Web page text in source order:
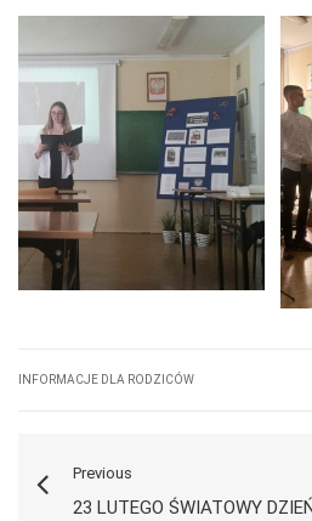
INFORMACJE DLA RODZICÓW
Previous
23 LUTEGO ŚWIATOWY